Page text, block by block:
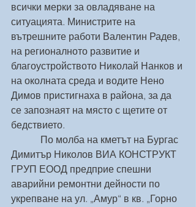
всички мерки за овладяване на
ситуацията. Министрите на
вътрешните работи Валентин Радев,
на регионалното развитие и
благоустройството Николай Нанков и
на околната среда и водите Нено
Димов пристигнаха в района, за да
се запознаят на място с щетите от
бедствието.
Димитър Николов ВИА КОНСТРУКТ
ГРУП ЕООД предприе спешни
аварийни ремонтни дейности по
укрепване на ул. „Амур“ в кв. „Горно